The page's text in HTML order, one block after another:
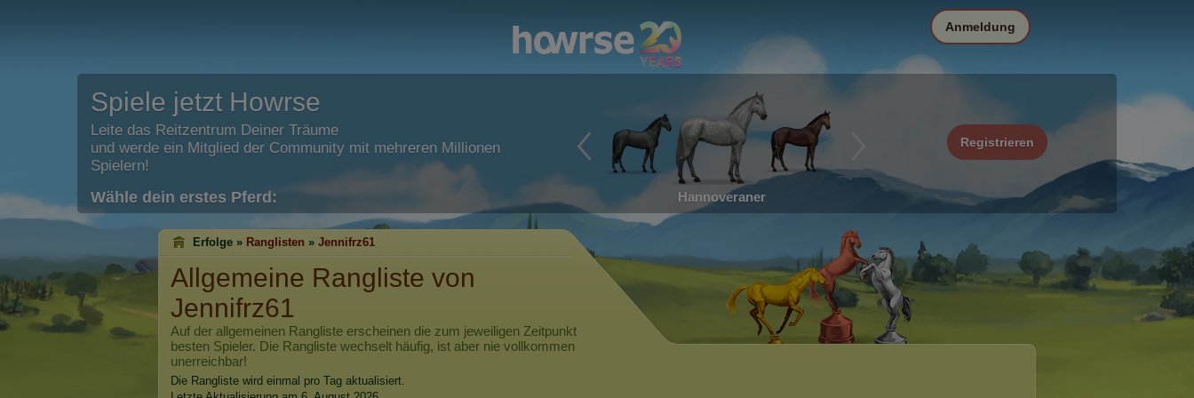
Spiele jetzt Howrse
Leite das Reitzentrum Deiner Träume
und werde ein Mitglied der Community mit mehreren Millionen
Spielern!
Wähle dein erstes Pferd: Hannoveraner
Registrieren
Anmeldung
Erfolge » Ranglisten » Jennifrz61
Allgemeine Rangliste von
Jennifrz61
Auf der allgemeinen Rangliste erscheinen die zum jeweiligen Zeitpunkt
besten Spieler. Die Rangliste wechselt häufig, ist aber nie vollkommen
unerreichbar!
Die Rangliste wird einmal pro Tag aktualisiert.